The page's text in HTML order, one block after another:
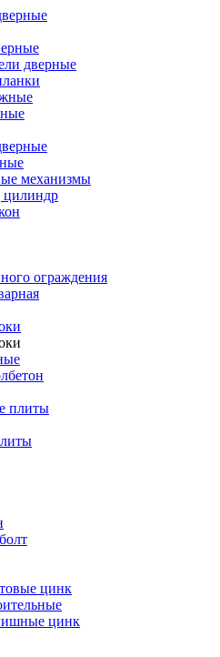
дверные
механизмы
ограждения
плиты
цинк
цинк